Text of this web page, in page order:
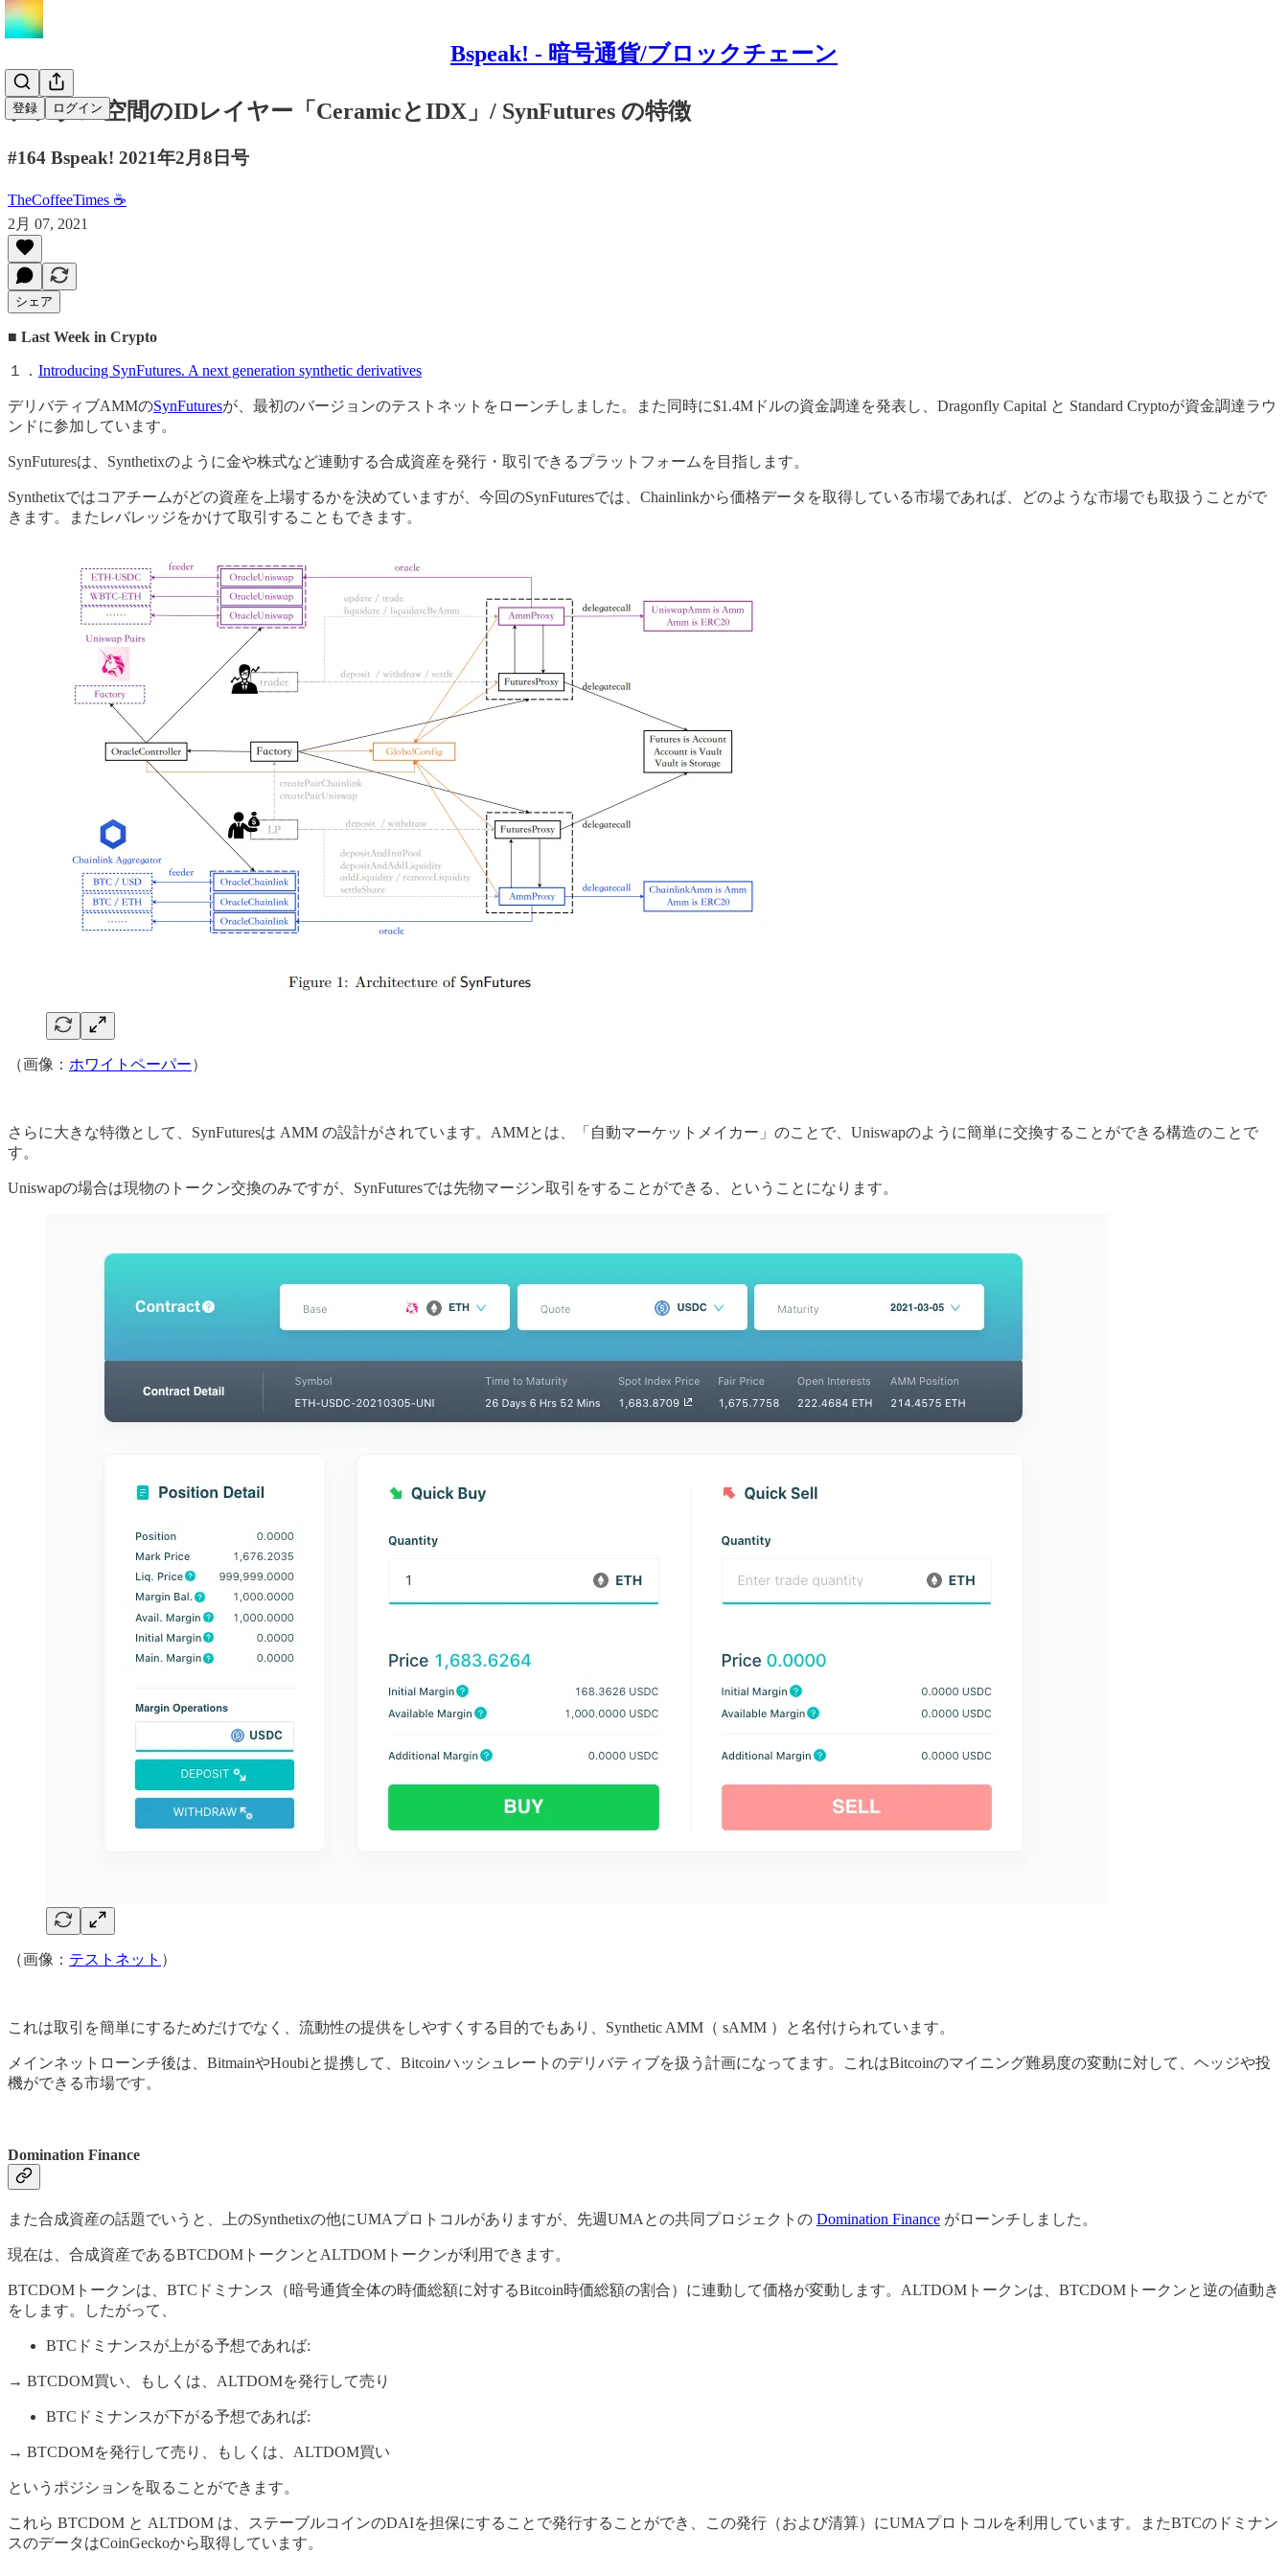
Bspeak! - 暗号通貨/ブロックチェーン
登録 ログイン
デジタル空間のIDレイヤー「CeramicとIDX」/ SynFutures の特徴
#164 Bspeak! 2021年2月8日号
TheCoffeeTimes ☕
2月 07, 2021
シェア
■ Last Week in Crypto
１． Introducing SynFutures. A next generation synthetic derivatives
デリバティブAMMのSynFuturesが、最初のバージョンのテストネットをローンチしました。また同時に$1.4Mドルの資金調達を発表し、Dragonfly Capital と Standard Cryptoが資金調達ラウ
ンドに参加しています。
SynFuturesは、Synthetixのように金や株式など連動する合成資産を発行・取引できるプラットフォームを目指します。
Synthetixではコアチームがどの資産を上場するかを決めていますが、今回のSynFuturesでは、Chainlinkから価格データを取得している市場であれば、どのような市場でも取扱うことがで
きます。またレバレッジをかけて取引することもできます。
（画像： ホワイトペーパー）
さらに大きな特徴として、SynFuturesは AMM の設計がされています。AMMとは、「自動マーケットメイカー」のことで、Uniswapのように簡単に交換することができる構造のことで
す。
Uniswapの場合は現物のトークン交換のみですが、SynFuturesでは先物マージン取引をすることができる、ということになります。
（画像： テストネット ）
これは取引を簡単にするためだけでなく、流動性の提供をしやすくする目的でもあり、Synthetic AMM（ sAMM ）と名付けられています。
メインネットローンチ後は、BitmainやHoubiと提携して、Bitcoinハッシュレートのデリバティブを扱う計画になってます。これはBitcoinのマイニング難易度の変動に対して、ヘッジや投
機ができる市場です。
Domination Finance
また合成資産の話題でいうと、上のSynthetixの他にUMAプロトコルがありますが、先週UMAとの共同プロジェクトの Domination Finance がローンチしました。
現在は、合成資産であるBTCDOMトークンとALTDOMトークンが利用できます。
BTCDOMトークンは、BTCドミナンス（暗号通貨全体の時価総額に対するBitcoin時価総額の割合）に連動して価格が変動します。ALTDOMトークンは、BTCDOMトークンと逆の値動き
をします。したがって、
BTCドミナンスが上がる予想であれば:
→ BTCDOM買い、もしくは、ALTDOMを発行して売り
BTCドミナンスが下がる予想であれば:
→ BTCDOMを発行して売り、もしくは、ALTDOM買い
というポジションを取ることができます。
これら BTCDOM と ALTDOM は、ステーブルコインのDAIを担保にすることで発行することができ、この発行（および清算）にUMAプロトコルを利用しています。またBTCのドミナン
スのデータはCoinGeckoから取得しています。